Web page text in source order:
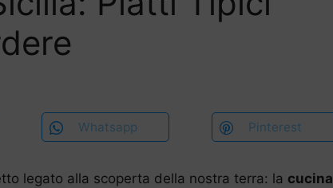
Whatsapp Pinterest
legato alla scoperta della nostra terra: la cucina